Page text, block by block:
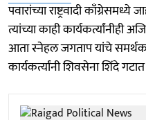
पवारांच्या राष्ट्रवादी काँग्रेसमध्ये
त्यांच्या काही कार्यकर्त्यांनीही
आता स्नेहल जगताप यांचे
कार्यकर्त्यांनी शिवसेना शिंदे